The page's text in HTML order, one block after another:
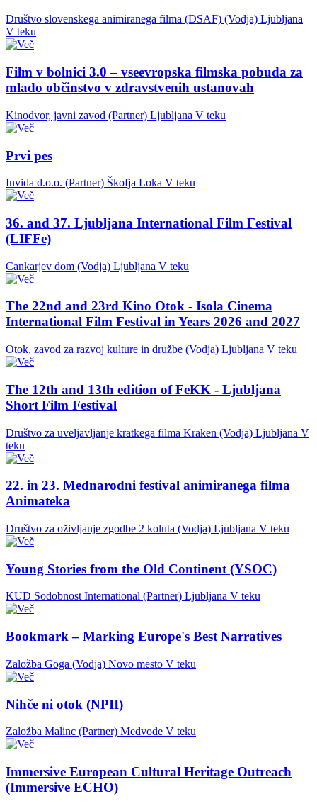
Društvo slovenskega animiranega filma (DSAF) (Vodja) Ljubljana
V teku
Film v bolnici 3.0 – vseevropska filmska pobuda za
mlado občinstvo v zdravstvenih ustanovah
Kinodvor, javni zavod (Partner) Ljubljana V teku
Prvi pes
Invida d.o.o. (Partner) Škofja Loka V teku
36. and 37. Ljubljana International Film Festival
(LIFFe)
Cankarjev dom (Vodja) Ljubljana V teku
The 22nd and 23rd Kino Otok - Isola Cinema
International Film Festival in Years 2026 and 2027
Otok, zavod za razvoj kulture in družbe (Vodja) Ljubljana V teku
The 12th and 13th edition of FeKK - Ljubljana
Short Film Festival
Društvo za uveljavljanje kratkega filma Kraken (Vodja) Ljubljana V
teku
22. in 23. Mednarodni festival animiranega filma
Animateka
Društvo za oživljanje zgodbe 2 koluta (Vodja) Ljubljana V teku
Young Stories from the Old Continent (YSOC)
KUD Sodobnost International (Partner) Ljubljana V teku
Bookmark – Marking Europe's Best Narratives
Založba Goga (Vodja) Novo mesto V teku
Nihče ni otok (NPII)
Založba Malinc (Partner) Medvode V teku
Immersive European Cultural Heritage Outreach
(Immersive ECHO)